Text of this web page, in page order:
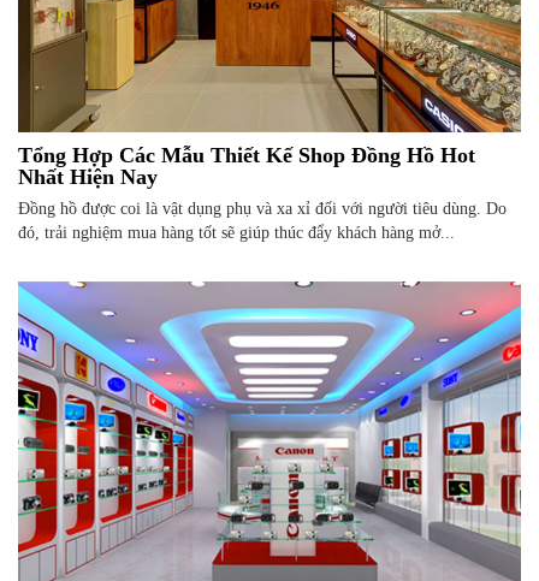
Tổng Hợp Các Mẫu Thiết Kế Shop Đồng Hồ Hot
Nhất Hiện Nay
Đồng hồ được coi là vật dụng phụ và xa xỉ đối với người tiêu dùng. Do
đó, trải nghiệm mua hàng tốt sẽ giúp thúc đẩy khách hàng mở...